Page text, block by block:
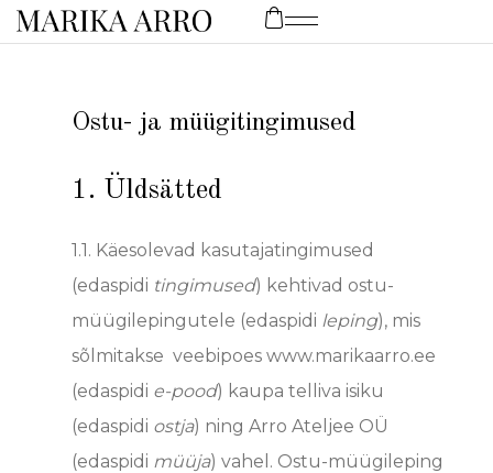
Ostu- ja müügitingimused
1. Üldsätted
1.1. Käesolevad kasutajatingimused
(edaspidi tingimused) kehtivad ostu-
müügilepingutele (edaspidi leping), mis
sõlmitakse veebipoes www.marikaarro.ee
(edaspidi e-pood) kaupa telliva isiku
(edaspidi ostja) ning Arro Ateljee OÜ
(edaspidi müüja) vahel. Ostu-müügileping